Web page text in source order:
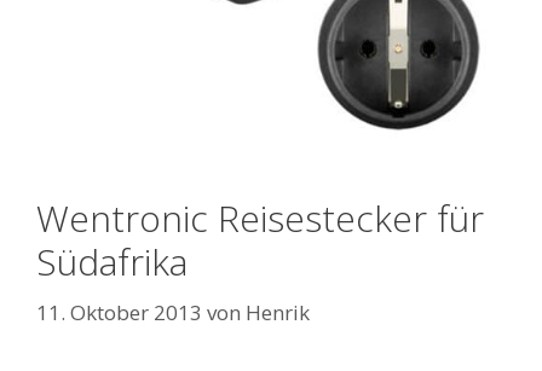
Wentronic Reisestecker für
Südafrika
11. Oktober 2013 von Henrik